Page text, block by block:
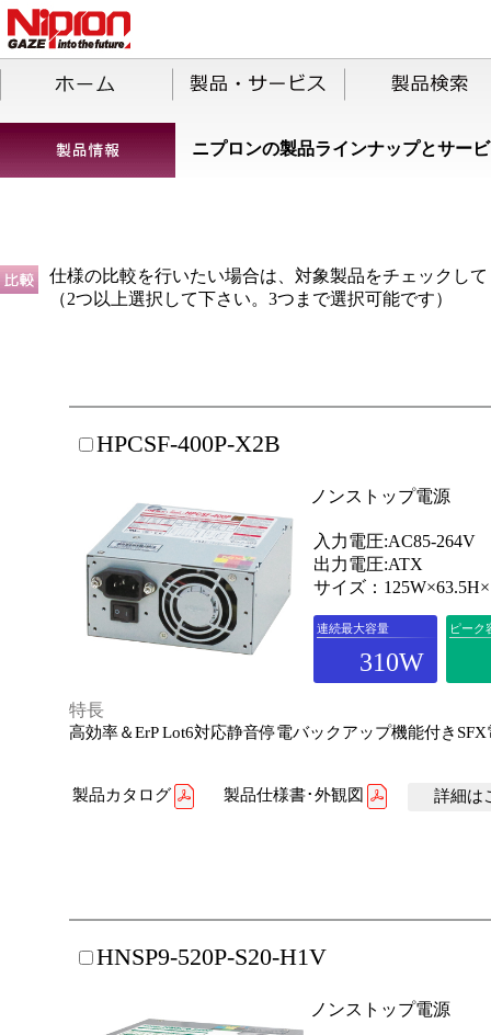
ニプロンの製品ラインナップとサー
仕様の比較を行いたい場合は、対象製品をチェックし
（2つ以上選択して下さい。3つまで選択可能です）
HPCSF-400P-X2B
ノンストップ電源
入力電圧:AC85-264V
出力電圧:ATX
サイズ：
連続最大容量
310W
ピーク
特長
高効率＆ErP Lot6対応静音停電バックアップ機能付きSFX
製品カタログ 製品仕様書･外観図 詳細は
HNSP9-520P-S20-H1V
ノンストップ電源